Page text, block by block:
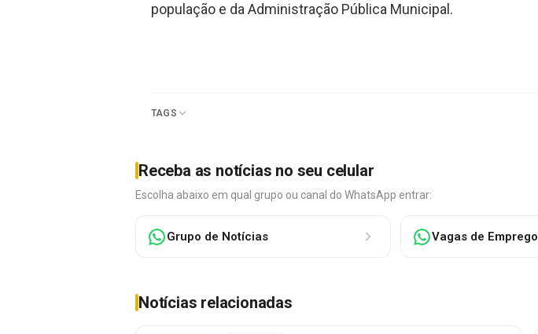
população e da Administração Pública Municipal.
TAGS
Receba as notícias no seu celular
Escolha abaixo em qual grupo ou canal do WhatsApp entrar:
Grupo de Notícias Vagas de Emprego
Notícias relacionadas